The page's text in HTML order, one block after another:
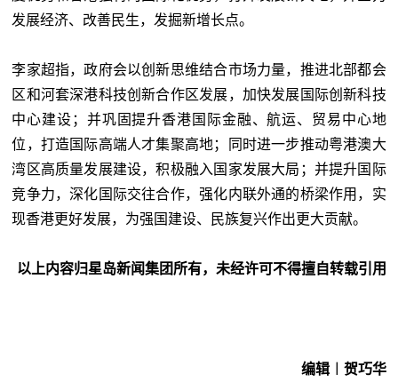
发展经济、改善民生，发掘新增长点。
李家超指，政府会以创新思维结合市场力量，推进北部都会
区和河套深港科技创新合作区发展，加快发展国际创新科技
中心建设；并巩固提升香港国际金融、航运、贸易中心地
位，打造国际高端人才集聚高地；同时进一步推动粤港澳大
湾区高质量发展建设，积极融入国家发展大局；并提升国际
竞争力，深化国际交往合作，强化内联外通的桥梁作用，实
现香港更好发展，为强国建设、民族复兴作出更大贡献。
以上内容归星岛新闻集团所有，未经许可不得擅自转载引用
编辑︱贺巧华